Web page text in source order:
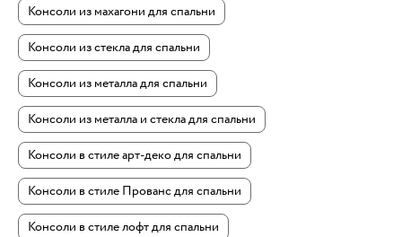
Консоли из махагони для спальни
Консоли из стекла для спальни
Консоли из металла для спальни
Консоли из металла и стекла для спальни
Консоли в стиле арт-деко для спальни
Консоли в стиле Прованс для спальни
Консоли в стиле лофт для спальни